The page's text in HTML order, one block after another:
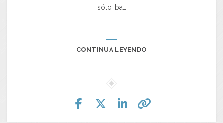
sólo iba…
CONTINUA LEYENDO